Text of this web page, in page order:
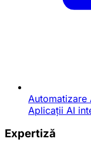
Automatizare
Aplicații AI
Expertiză